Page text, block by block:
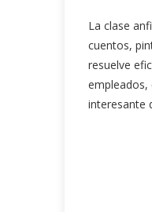
La clase
cuentos,
resuelve
empleados,
interesante